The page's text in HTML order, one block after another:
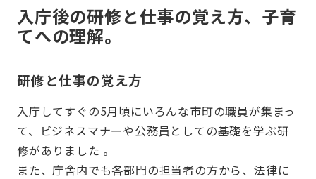
入庁後の研修と仕事の覚え方、子育
てへの理解。
研修と仕事の覚え方
入庁してすぐの5月頃にいろんな市町の職員が集まっ
て、ビジネスマナーや公務員としての基礎を学ぶ研
修がありました 。
また、庁舎内でも各部門の担当者の方から、法律に